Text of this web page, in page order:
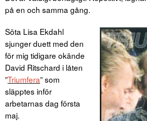
på en och samma gång.
Söta Lisa Ekdahl
sjunger duett med den
för mig tidigare okände
David Ritschard i låten
”Triumfera” som
släpptes inför
arbetarnas dag första
maj.